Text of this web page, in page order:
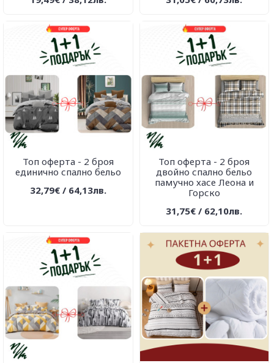
Топ оферта - 2 броя
единично спално бельо
32,79€ / 64,13лв.
Топ оферта - 2 броя
двойно спално бельо
памучно хасе Леона и
Горско
31,75€ / 62,10лв.